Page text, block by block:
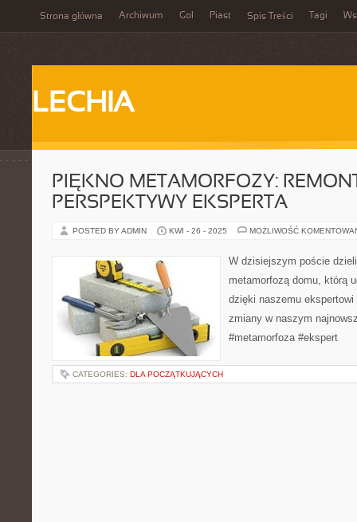
Strona główna Archiwum Gol Piast Spis Treści Tagi
LECHIA
PIĘKNO METAMORFOZY:
PERSPEKTYWY EKSPERTA
POSTED BY ADMIN KWI - 26 - 2025 MOŻLIWOŚĆ
W dzisiejszym poście
metamorfozą domu, którą
dzięki naszemu
zmiany w naszym
#metamorfoza #ekspert
CATEGORIES: DLA POCZĄTKUJĄCYCH